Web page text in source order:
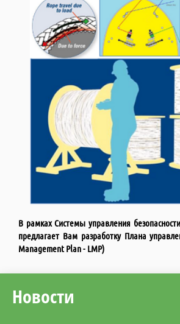
В рамках Системы управления
предлагает Вам разработку Плана
Management Plan - LMP)
Новости
работ на высоте и за
бортом судна.
Безопасность учений по
оставлению судна
Компания ИБИКОН
предлагает Вашему
вниманию информацию по
обеспечению безопасности
во время учений по
оставлению судна с